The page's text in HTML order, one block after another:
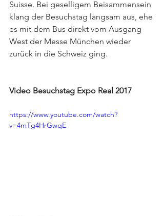
Suisse. Bei geselligem Beisammensein
klang der Besuchstag langsam aus, ehe
es mit dem Bus direkt vom Ausgang
West der Messe München wieder
zurück in die Schweiz ging.
Video Besuchstag Expo Real 2017
https://www.youtube.com/watch?
v=4mTg4HrGwqE